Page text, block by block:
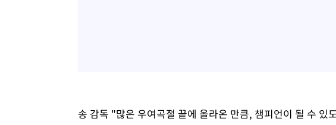
송 감독 "많은 우여곡절 끝에 올라온 만큼, 챔피언이 될 수 있